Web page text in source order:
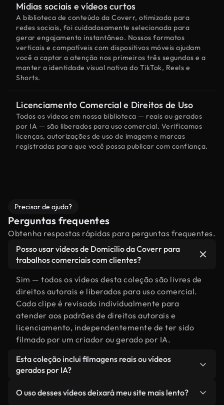
Mídias sociais e vídeos curtos
A biblioteca de conteúdo da Coverr, otimizada para
redes sociais, foi cuidadosamente selecionada para
gerar engajamento instantâneo. Nossos formatos
verticais e compatíveis com dispositivos móveis ajudam
você a captar a atenção nos primeiros três segundos e a
manter a identidade visual nativa do TikTok, Reels e
Shorts.
Licenciamento Comercial e Direitos de Uso
Todos os vídeos em nossa biblioteca — reais ou gerados
por IA — são liberados para uso comercial. Verificamos
licenças, autorizações de uso de imagem e marcas
registradas para que você possa publicar com confiança.
Precisar de ajuda?
Perguntas frequentes
Obtenha respostas rápidas para perguntas frequentes.
Posso usar vídeos de Domicílio da Coverr para
trabalhos comerciais com clientes?
Sim — todos os vídeos desta coleção são livres de
direitos autorais e liberados para uso comercial.
Cada clipe é revisado individualmente para
atender aos padrões de direitos autorais e
licenciamento, independentemente de ter sido
filmado por um criador ou gerado por IA.
Esta coleção inclui filmagens reais ou vídeos
gerados por IA?
por filmagens reais, feitas por humanos,
O uso desses vídeos deixará meu site mais lento?